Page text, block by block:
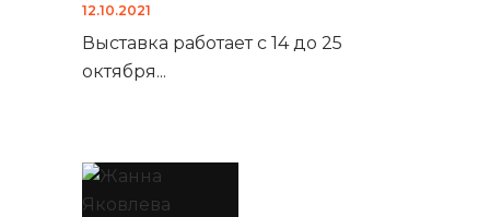
12.10.2021
Выставка работает с 14 до 25
октября...